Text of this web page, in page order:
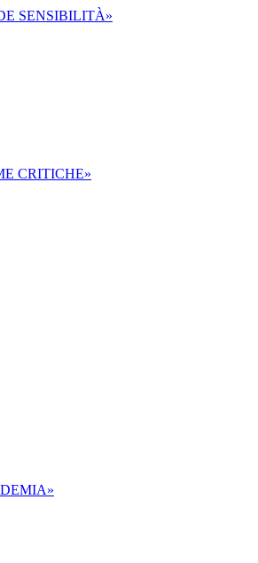
SENSIBILITÀ»
CRITICHE»